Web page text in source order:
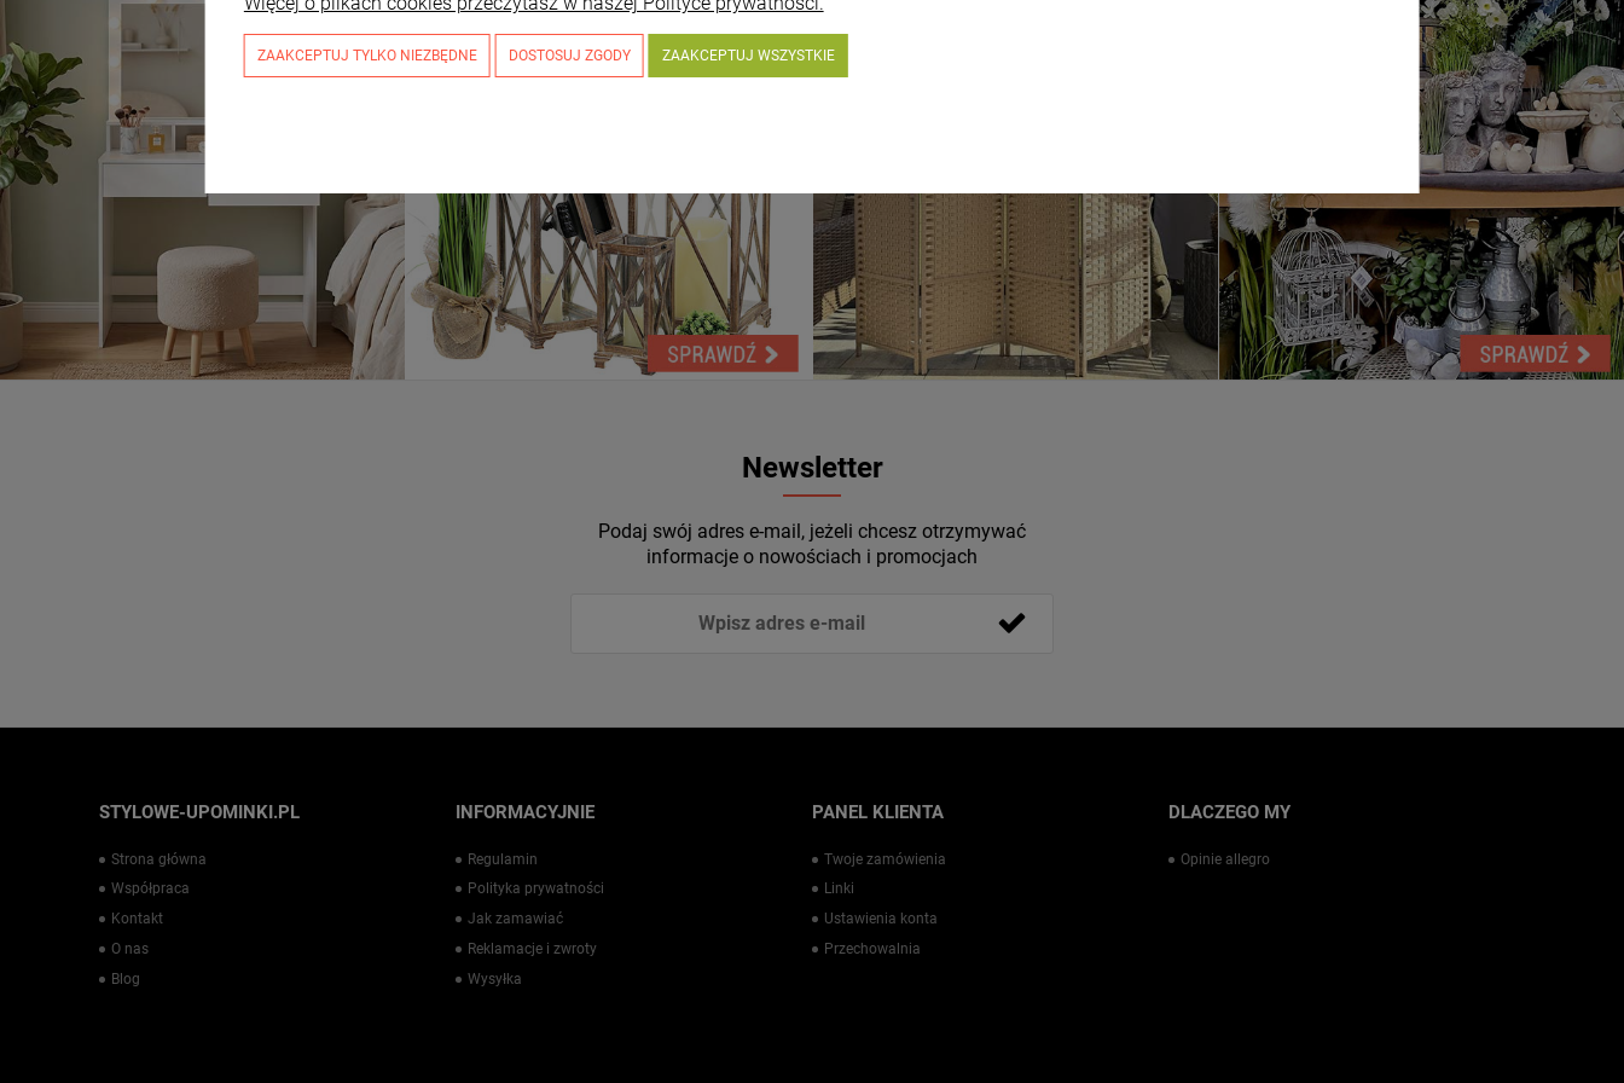
Newsletter
Podaj swój adres e-mail, jeżeli chcesz otrzymywać
informacje o nowościach i promocjach
STYLOWE-UPOMINKI.PL
Strona główna
Współpraca
Kontakt
O nas
Blog
INFORMACYJNIE
Regulamin
Polityka prywatności
Jak zamawiać
Reklamacje i zwroty
Wysyłka
PANEL KLIENTA
Twoje zamówienia
Linki
Ustawienia konta
Przechowalnia
DLACZEGO MY
Opinie allegro
ZAAKCEPTUJ TYLKO NIEZBĘDNE DOSTOSUJ ZGODY ZAAKCEPTUJ WSZYSTKIE